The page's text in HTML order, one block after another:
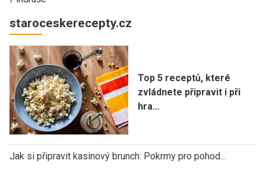
staroceskerecepty.cz
Top 5 receptů, které
zvládnete připravit i při
hra…
Jak si připravit kasinový brunch: Pokrmy pro pohod…